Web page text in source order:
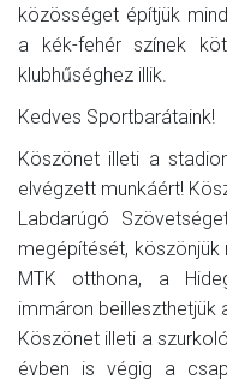
közösséget építjük
a kék-fehér színek
klubhűséghez illik.
Kedves Sportbarátaink!
Köszönet illeti a
elvégzett munkáért!
Labdarúgó
megépítését, köszönjük
MTK otthona, a
immáron beilleszthetjük
Köszönet illeti a
évben is végig a